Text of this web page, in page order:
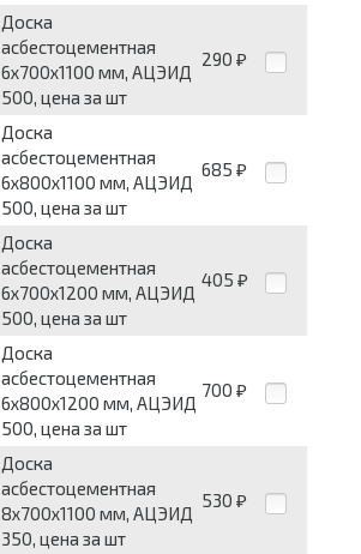
Доска
асбестоцементная
6x700x1100 мм, АЦЭИД
500, цена за шт
290 ₽
Доска
асбестоцементная
6x800x1100 мм, АЦЭИД
500, цена за шт
685 ₽
Доска
асбестоцементная
6x700x1200 мм, АЦЭИД
500, цена за шт
405 ₽
Доска
асбестоцементная
6x800x1200 мм, АЦЭИД
500, цена за шт
700 ₽
Доска
асбестоцементная
8x700x1100 мм, АЦЭИД
350, цена за шт
530 ₽